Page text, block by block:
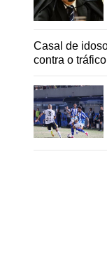
Casal de
contra o